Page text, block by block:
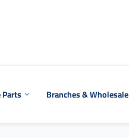
Branches & Wholesale